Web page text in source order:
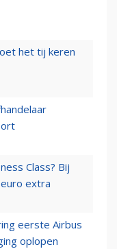
het tij keren
Class? Bij
extra
eerste Airbus
oplopen